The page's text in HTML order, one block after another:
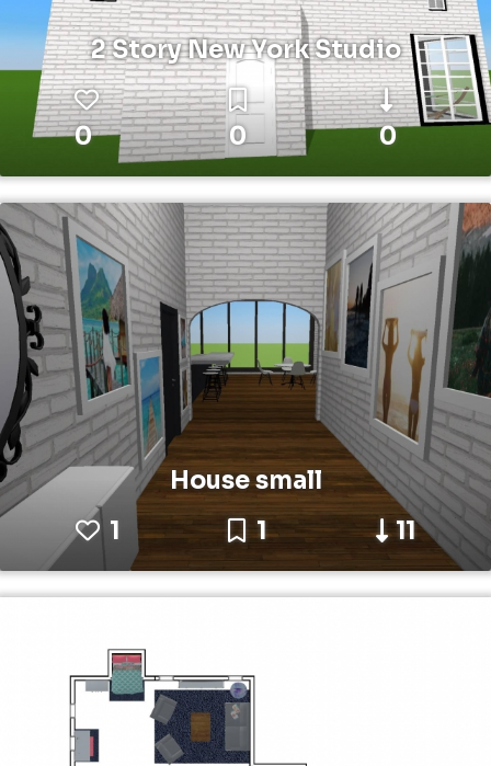
2 Story New York Studio
0 0 0
House small
1
1 11